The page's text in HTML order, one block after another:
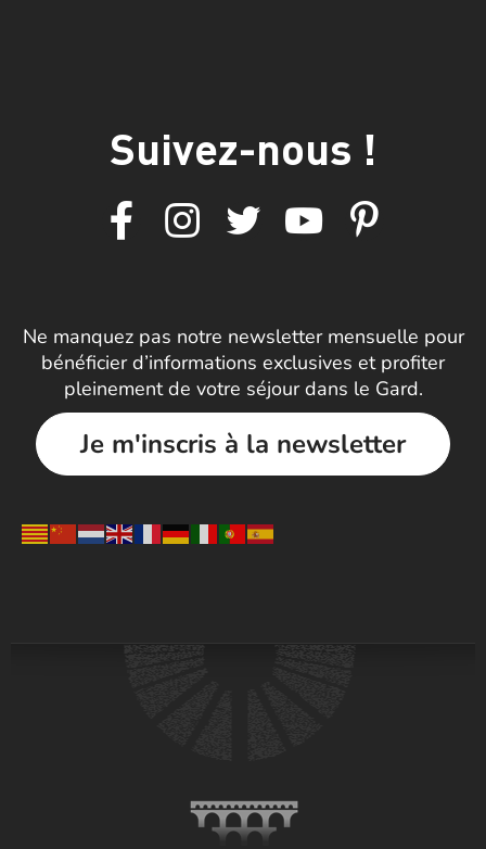
Suivez-nous !
Ne manquez pas notre newsletter mensuelle pour
bénéficier d’informations exclusives et profiter
pleinement de votre séjour dans le Gard.
Je m'inscris à la newsletter